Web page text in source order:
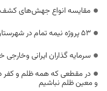
مقایسه انواع جهش‌های کشف
۵۳ پروژه نیمه تمام در شهرستان طبس تکمیل می‌شود
سرمایه گذاران ایرانی
در مقطعی که همه ظلم و کفر
و معین ظلم نباشیم